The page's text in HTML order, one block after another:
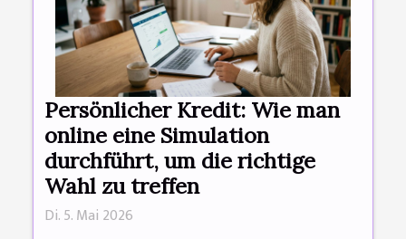
Persönlicher Kredit: Wie man
online eine Simulation
durchführt, um die richtige
Wahl zu treffen
Di. 5. Mai 2026